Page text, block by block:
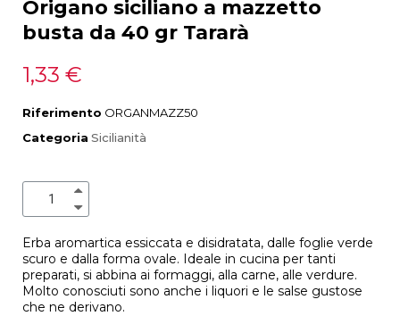
Origano siciliano a mazzetto
busta da 40 gr Tararà
1,33 €
Riferimento ORGANMAZZ50
Categoria Sicilianità
Erba aromartica essiccata e disidratata, dalle foglie verde
scuro e dalla forma ovale. Ideale in cucina per tanti
preparati, si abbina ai formaggi, alla carne, alle verdure.
Molto conosciuti sono anche i liquori e le salse gustose
che ne derivano.